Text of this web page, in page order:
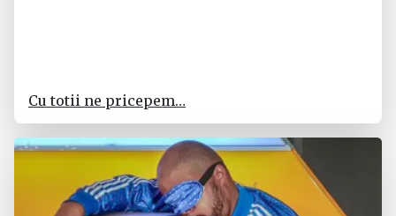
Cu totii ne pricepem…